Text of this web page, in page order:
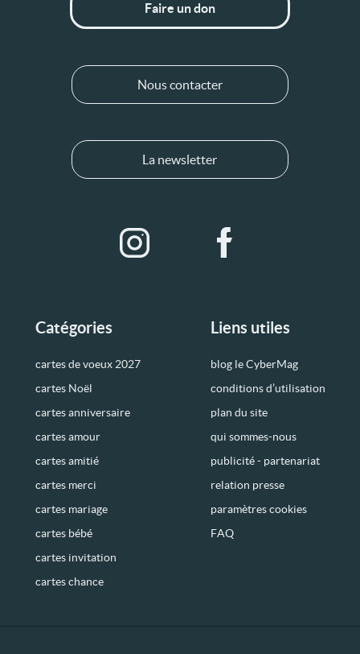
Catégories
cartes de voeux 2027
cartes Noël
cartes anniversaire
cartes amour
cartes amitié
cartes merci
cartes mariage
cartes bébé
cartes invitation
cartes chance
Liens utiles
blog le CyberMag
conditions d’utilisation
plan du site
qui sommes-nous
publicité - partenariat
relation presse
paramètres cookies
FAQ
Faire un don
Nous contacter
La newsletter